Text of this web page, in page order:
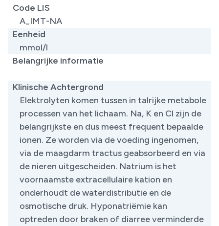
Code LIS
A_IMT-NA
Eenheid
mmol/l
Belangrijke informatie
Klinische Achtergrond
Elektrolyten komen tussen in talrijke metabole
processen van het lichaam. Na, K en Cl zijn de
belangrijkste en dus meest frequent bepaalde
ionen. Ze worden via de voeding ingenomen,
via de maagdarm tractus geabsorbeerd en via
de nieren uitgescheiden. Natrium is het
voornaamste extracellulaire kation en
onderhoudt de waterdistributie en de
osmotische druk. Hyponatriëmie kan
optreden door braken of diarree verminderde